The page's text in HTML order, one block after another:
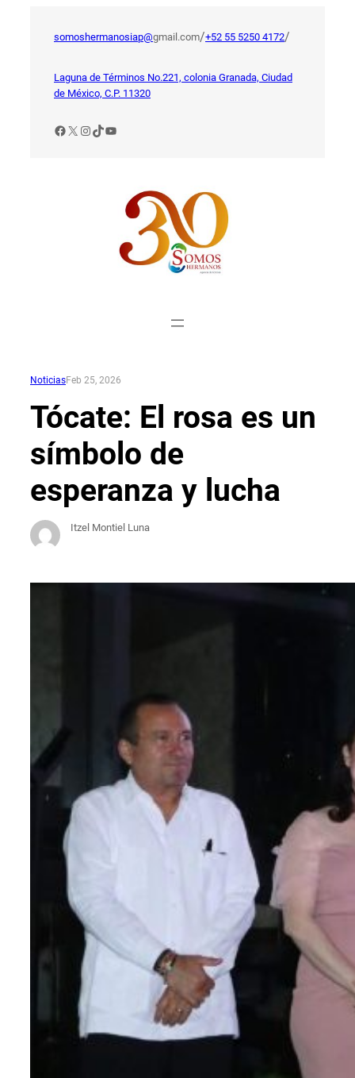
somoshermanosiap@gmail.com/+52 55 5250 4172/
Laguna de Términos No.221, colonia Granada, Ciudad
de México, C.P. 11320
Facebook
X Instagram
TikTok
YouTube
NoticiasFeb 25, 2026
Tócate: El rosa es un
símbolo de
esperanza y lucha
Itzel Montiel Luna